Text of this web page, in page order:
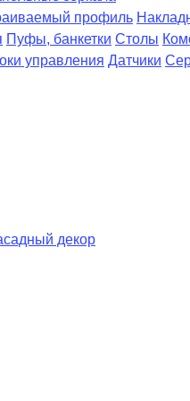
профиль
Пуфы, банкетки Столы
управления Датчики
декор